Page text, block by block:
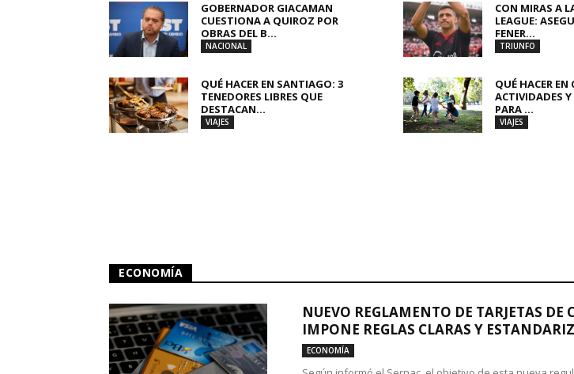
GOBERNADOR GIACAMAN
CUESTIONA A QUIROZ POR
OBRAS DEL B...
NACIONAL
CON MIRAS A
LEAGUE:
FENER...
TRIUNFO
QUÉ HACER EN SANTIAGO: 3
TENEDORES LIBRES QUE
DESTACAN...
VIAJES
QUÉ HACER EN
ACTIVIDADES
PARA ...
VIAJES
ECONOMÍA
NUEVO REGLAMENTO DE TARJETAS DE
IMPONE REGLAS CLARAS Y
ECONOMÍA